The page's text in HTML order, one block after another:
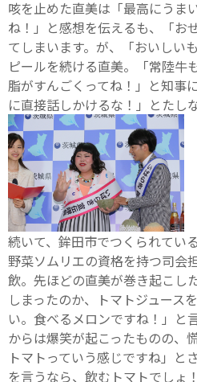
咳を止めた直美は「最高にう
ね！」と感想を伝えるも、「お
てしまいます。が、「おいしい
ピールを続ける直美。「常陸牛
脂がすんごくってね！」と知事
に直接話しかけるな！」とたし
続いて、鉾田市でつくられてい
野菜ソムリエの資格を持つ司会
飲。先ほどの直美が巻き起こし
しまったのか、トマトジュース
い。食べるメロンですね！」と
からは爆笑が起こったものの、
トマトっていう感じですね」と
を言うなら、飲むトマトでし